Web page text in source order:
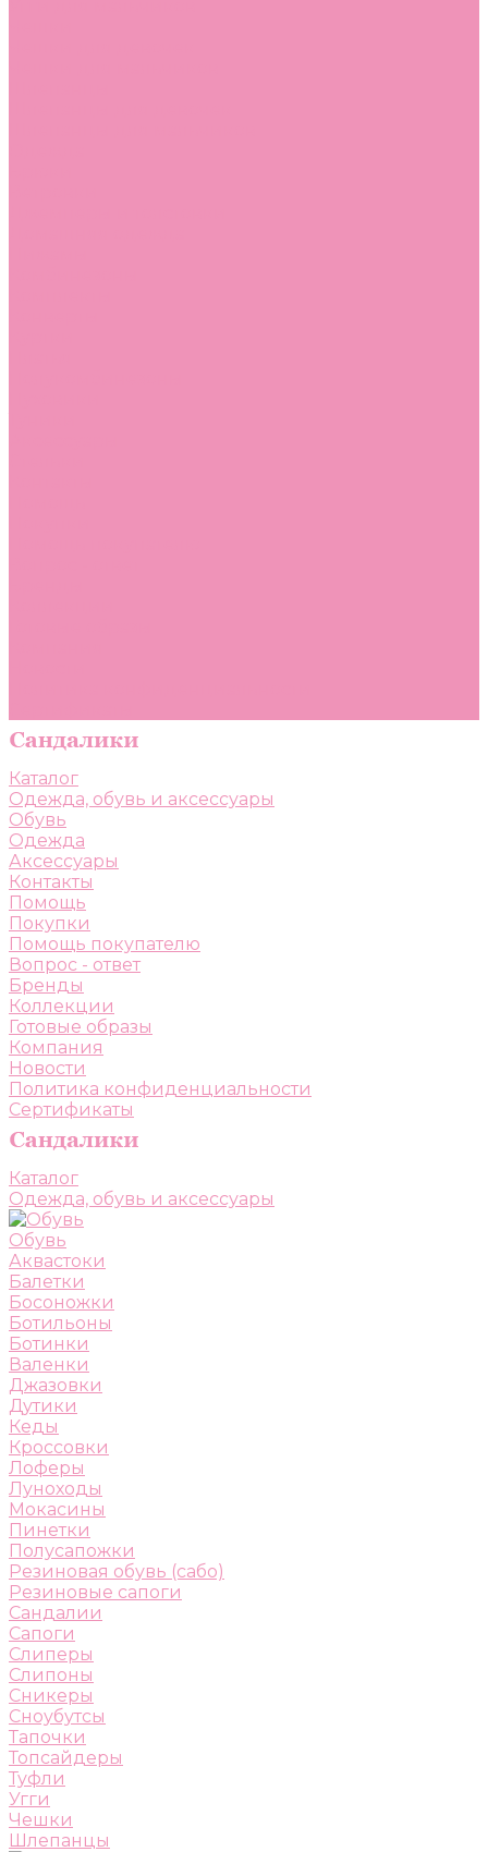
Каталог
Одежда, обувь и аксессуары
Обувь
Одежда
Аксессуары
Контакты
Помощь
Покупки
Помощь покупателю
Вопрос - ответ
Бренды
Коллекции
Готовые образы
Компания
Новости
Политика конфиденциальности
Сертификаты
Каталог
Одежда, обувь и аксессуары
Обувь
Аквастоки
Балетки
Босоножки
Ботильоны
Ботинки
Валенки
Джазовки
Дутики
Кеды
Кроссовки
Лоферы
Луноходы
Мокасины
Пинетки
Полусапожки
Резиновая обувь (сабо)
Резиновые сапоги
Сандалии
Сапоги
Слиперы
Слипоны
Сникеры
Сноубутсы
Тапочки
Топсайдеры
Туфли
Угги
Чешки
Шлепанцы